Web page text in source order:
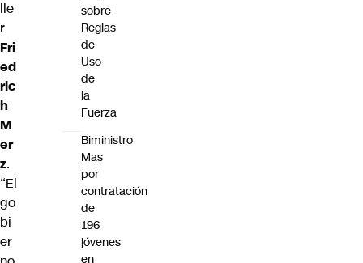
lle
r
Fri
ed
ric
h
M
er
z.
“El
go
bi
er
sobre
Reglas
de
Uso
de
la
Fuerza
Biministro
Mas
por
contratación
de
196
jóvenes
en